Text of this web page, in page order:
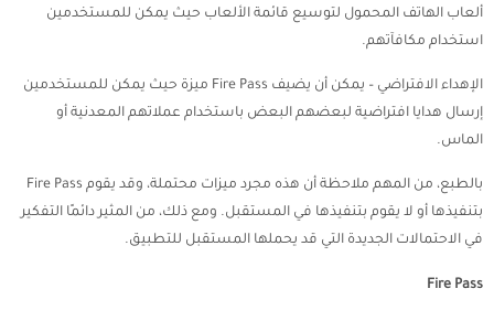
ألعاب الهاتف المحمول لتوسيع قائمة الألعاب حيث يمكن للمستخدمين
استخدام مكافآتهم.
الإهداء الافتراضي – يمكن أن يضيف Fire Pass ميزة حيث يمكن للمستخدمين
إرسال هدايا افتراضية لبعضهم البعض باستخدام عملاتهم المعدنية أو
الماس.
بالطبع، من المهم ملاحظة أن هذه مجرد ميزات محتملة، وقد يقوم Fire Pass
بتنفيذها أو لا يقوم بتنفيذها في المستقبل. ومع ذلك، من المثير دائمًا التفكير
في الاحتمالات الجديدة التي قد يحملها المستقبل للتطبيق.
Fire Pass